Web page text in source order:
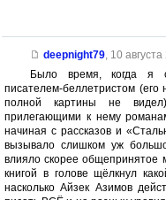
deepnight79, 10 августа
Было время, когда я
писателем-беллетристом
полной картины не
прилегающими к нему
начиная с рассказов и
вызывало слишком уж
влияло скорее
книгой в голове щёлкнул
насколько Айзек Азимов